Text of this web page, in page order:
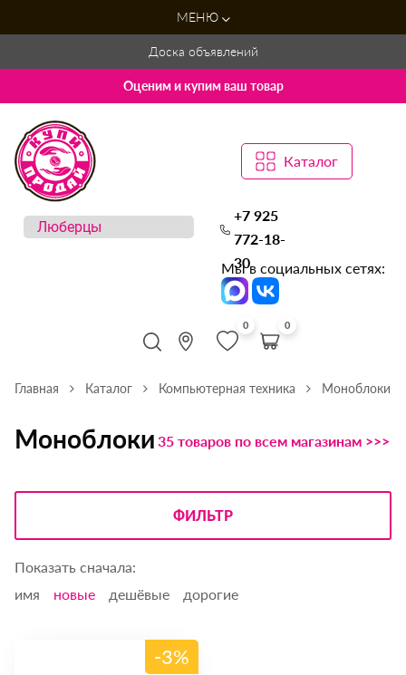
МЕНЮ
Доска объявлений
Оценим и купим ваш товар
Каталог
+7 925
772-18-
30
Мы в социальных сетях:
0 0
Главная Каталог Компьютерная техника Моноблоки
Моноблоки 35 товаров по всем магазинам >>>
ФИЛЬТР
Показать сначала:
имя
новые дешёвые дорогие
-3%